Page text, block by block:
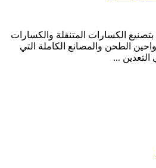
الكسارات المتنقلة والكسارات
الطحن والمصانع الكاملة التي
...